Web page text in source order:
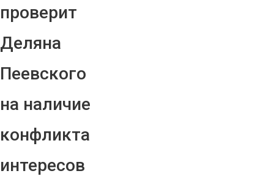
проверит
Деляна
Пеевского
на наличие
конфликта
интересов